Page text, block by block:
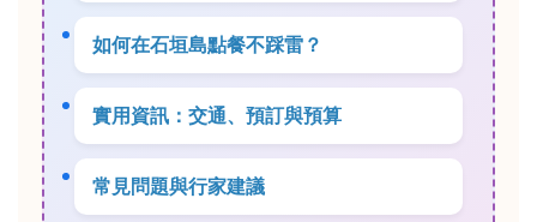
如何在石垣島點餐不踩雷？
實用資訊：交通、預訂與預算
常見問題與行家建議